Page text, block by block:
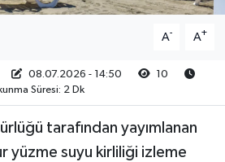
A- A+
08.07.2026 - 14:50
10
Süresi: 2 Dk
tarafından yayımlanan
yüzme suyu kirliliği izleme